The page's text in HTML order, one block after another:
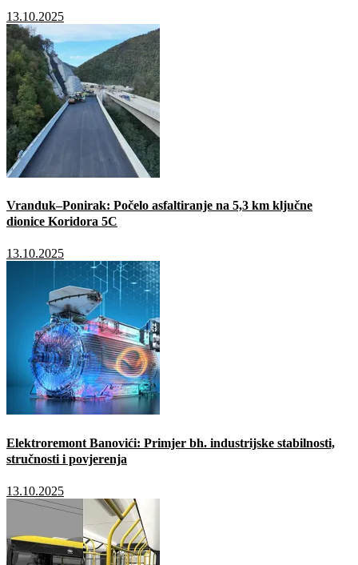
13.10.2025
Vranduk–Ponirak: Počelo asfaltiranje na 5,3 km ključne
dionice Koridora 5C
13.10.2025
Elektroremont Banovići: Primjer bh. industrijske stabilnosti,
stručnosti i povjerenja
13.10.2025